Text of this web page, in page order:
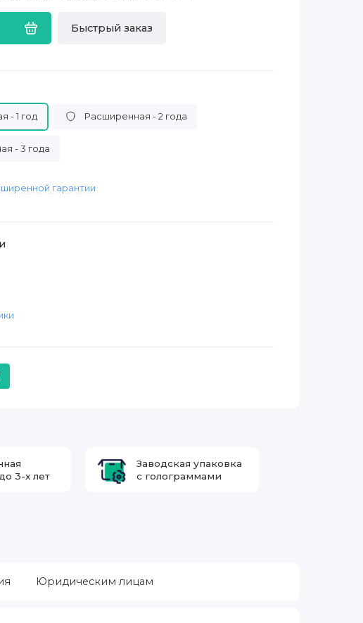
Быстрый заказ
- 1 год Расширенная - 2 года
- 3 года
гарантии
3-х лет
Заводская упаковка
с голограммами
Юридическим лицам